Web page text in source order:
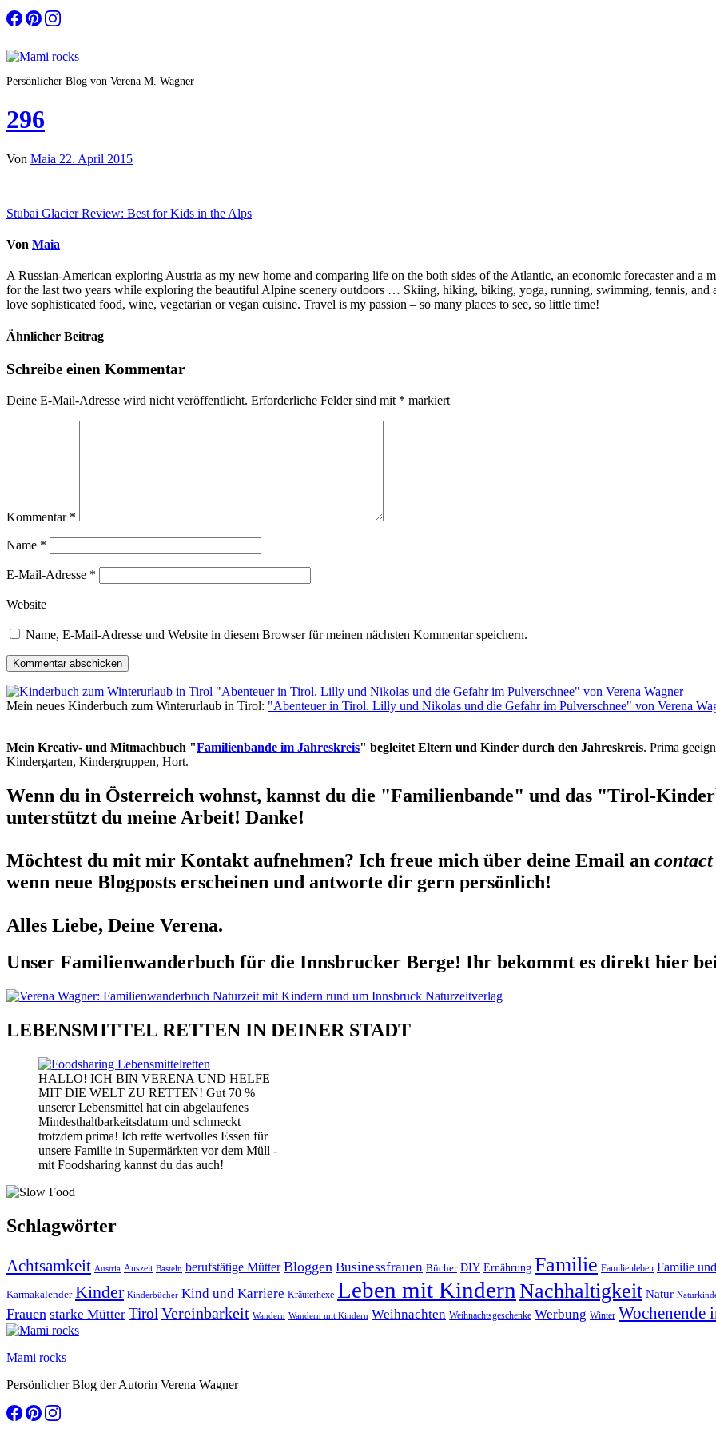
Zum
Inhalt
Persönlicher Blog von Verena M. Wagner
296
Von Maia 22. April 2015
Beitragsnavigation
Stubai Glacier Review: Best for Kids in the Alps
Von Maia
A Russian-American exploring Austria as my new home and comparing life on the both sides of the Atlantic, an economic forecaster and a
for the last two years while exploring the beautiful Alpine scenery outdoors … Skiing, hiking, biking, yoga, running, swimming, tennis, and
love sophisticated food, wine, vegetarian or vegan cuisine. Travel is my passion – so many places to see, so little time!
Ähnlicher Beitrag
Schreibe einen Kommentar
Deine E-Mail-Adresse wird nicht veröffentlicht. Erforderliche Felder sind mit * markiert
Kommentar *
Name *
E-Mail-Adresse *
Website
Name, E-Mail-Adresse und Website in diesem Browser für meinen nächsten Kommentar speichern.
Mein neues Kinderbuch zum Winterurlaub in Tirol: "Abenteuer in Tirol. Lilly und Nikolas und die Gefahr im Pulverschnee" von Verena
Mein Kreativ- und Mitmachbuch "Familienbande im Jahreskreis" begleitet Eltern und Kinder durch den Jahreskreis. Prima
Kindergarten, Kindergruppen, Hort.
Wenn du in Österreich wohnst, kannst du die "Familienbande" und das "Tirol-
unterstützt du meine Arbeit! Danke!
Möchtest du mit mir Kontakt aufnehmen? Ich freue mich über deine Email an
wenn neue Blogposts erscheinen und antworte dir gern persönlich!
Alles Liebe, Deine Verena.
Unser Familienwanderbuch für die Innsbrucker Berge! Ihr bekommt es direkt hier
LEBENSMITTEL RETTEN IN DEINER STADT
HALLO! ICH BIN VERENA UND HELFE
MIT DIE WELT ZU RETTEN! Gut 70 %
unserer Lebensmittel hat ein abgelaufenes
Mindesthaltbarkeitsdatum und schmeckt
trotzdem prima! Ich rette wertvolles Essen für
unsere Familie in Supermärkten vor dem Müll -
mit Foodsharing kannst du das auch!
Schlagwörter
Achtsamkeit Austria Auszeit Basteln berufstätige Mütter Bloggen Businessfrauen Bücher DIY Ernährung Familie Familienleben Familie
Karmakalender Kinder Kinderbücher Kind und Karriere Kräuterhexe Leben mit Kindern Nachhaltigkeit Natur
Frauen starke Mütter Tirol Vereinbarkeit Wandern Wandern mit Kindern Weihnachten Weihnachtsgeschenke Werbung Winter Wochenende
Mami rocks
Persönlicher Blog der Autorin Verena Wagner